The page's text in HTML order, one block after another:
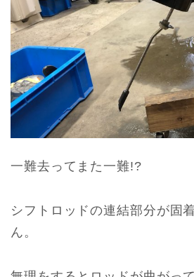
一難去ってまた一難!?
シフトロッドの連結部分が固
ん。